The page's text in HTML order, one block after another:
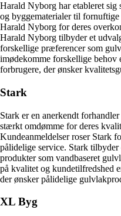
Harald Nyborg har etableret
og byggematerialer til
Harald Nyborg for deres
Harald Nyborg tilbyder et
forskellige præferencer som
imødekomme forskellige
forbrugere, der ønsker
Stark
Stark er en anerkendt
stærkt omdømme for deres
Kundeanmeldelser roser Stark
pålidelige service. Stark
produkter som vandbaseret
på kvalitet og kundetilfredshed
der ønsker pålidelige
XL Byg